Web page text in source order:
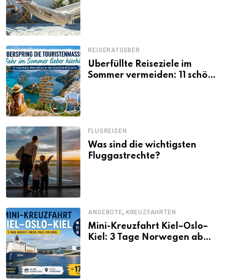
REISERATGEBER
Überfüllte Reiseziele im
Sommer vermeiden: 11 schöne
FLUGREISEN
Was sind die wichtigsten
Fluggastrechte?
ANGEBOTE, KREUZFAHRTEN
Mini-Kreuzfahrt Kiel–Oslo–
Kiel: 3 Tage Norwegen ab